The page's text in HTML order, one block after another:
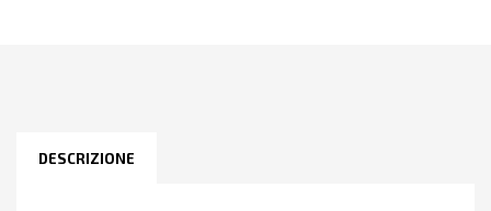
DESCRIZIONE